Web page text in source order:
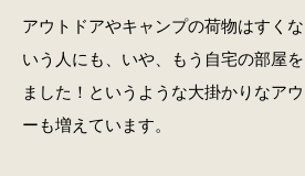
アウトドアやキャンプの荷物はすく
いう人にも、いや、もう自宅の部屋
ました！というような大掛かりなア
ーも増えています。